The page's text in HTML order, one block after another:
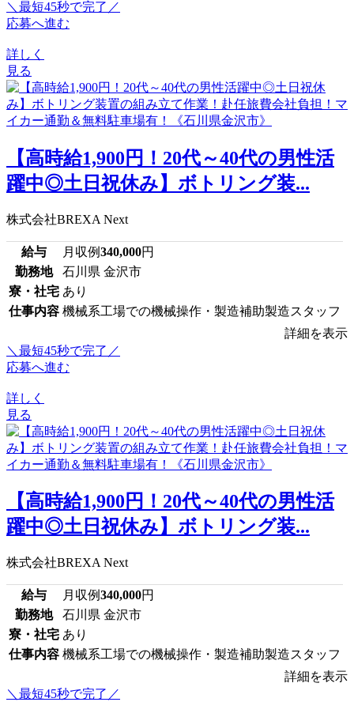
＼最短45秒で完了／
応募へ進む
詳しく
見る
【高時給1,900円！20代～40代の男性活
躍中◎土日祝休み】ボトリング装...
株式会社BREXA Next
給与 月収例340,000円
勤務地
石川県 金沢市
寮・社宅 あり
仕事内容 機械系工場での機械操作・製造補助製造スタッフ
詳細を表示
＼最短45秒で完了／
応募へ進む
詳しく
見る
【高時給1,900円！20代～40代の男性活
躍中◎土日祝休み】ボトリング装...
株式会社BREXA Next
給与 月収例340,000円
勤務地
石川県 金沢市
寮・社宅 あり
仕事内容 機械系工場での機械操作・製造補助製造スタッフ
詳細を表示
＼最短45秒で完了／